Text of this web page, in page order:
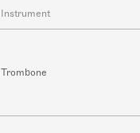
Instrument
Trombone